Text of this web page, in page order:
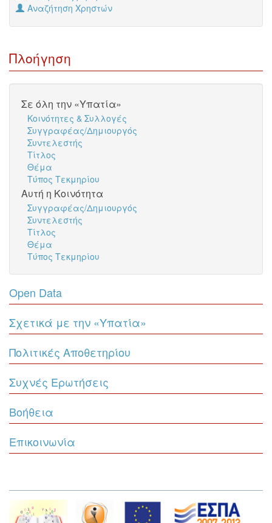
Αναζήτηση Χρηστών
Πλοήγηση
Σε όλη την «Υπατία»
Κοινότητες & Συλλογές
Συγγραφέας/Δημιουργός
Συντελεστής
Τίτλος
Θέμα
Τύπος Τεκμηρίου
Αυτή η Κοινότητα
Συγγραφέας/Δημιουργός
Συντελεστής
Τίτλος
Θέμα
Τύπος Τεκμηρίου
Open Data
Σχετικά με την «Υπατία»
Πολιτικές Αποθετηρίου
Συχνές Ερωτήσεις
Βοήθεια
Επικοινωνία